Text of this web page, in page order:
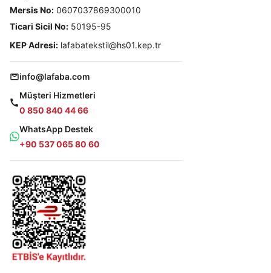
Mersis No: 0607037869300010
Ticari Sicil No: 50195-95
KEP Adresi: lafabatekstil@hs01.kep.tr
info@lafaba.com
Müşteri Hizmetleri
0 850 840 44 66
WhatsApp Destek
+90 537 065 80 60